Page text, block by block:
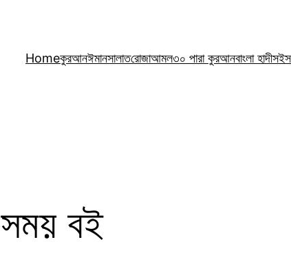
Homeকুরআনঈমানসালাতরোজাআমল৩০ পারা কুরআনবাংলা হাদীস
বই